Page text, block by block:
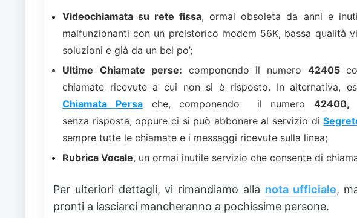
Videochiamata su rete fissa, ormai obsoleta da anni e
malfunzionanti con un preistorico modem 56K, bassa qualità
soluzioni e già da un bel po’;
Ultime Chiamate perse: componendo il numero 42405
chiamate ricevute a cui non si è risposto. In alternativa,
Chiamata
Persa che, componendo il numero 42400,
senza risposta, oppure ci si può abbonare al servizio di
sempre tutte le chiamate e i messaggi ricevute sulla linea;
Rubrica Vocale, un ormai inutile servizio che consente di
Per ulteriori dettagli, vi rimandiamo alla nota ufficiale,
pronti a lasciarci mancheranno a pochissime persone.